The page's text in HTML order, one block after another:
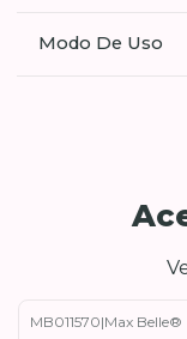
Modo De Uso
MB011570|Max Belle®